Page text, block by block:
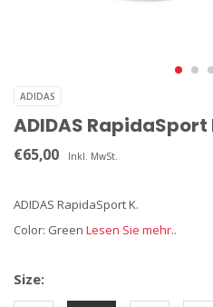
ADIDAS
ADIDAS RapidaSport
€65,00 Inkl. MwSt.
ADIDAS RapidaSport K.
Color: Green Lesen Sie mehr..
Size: